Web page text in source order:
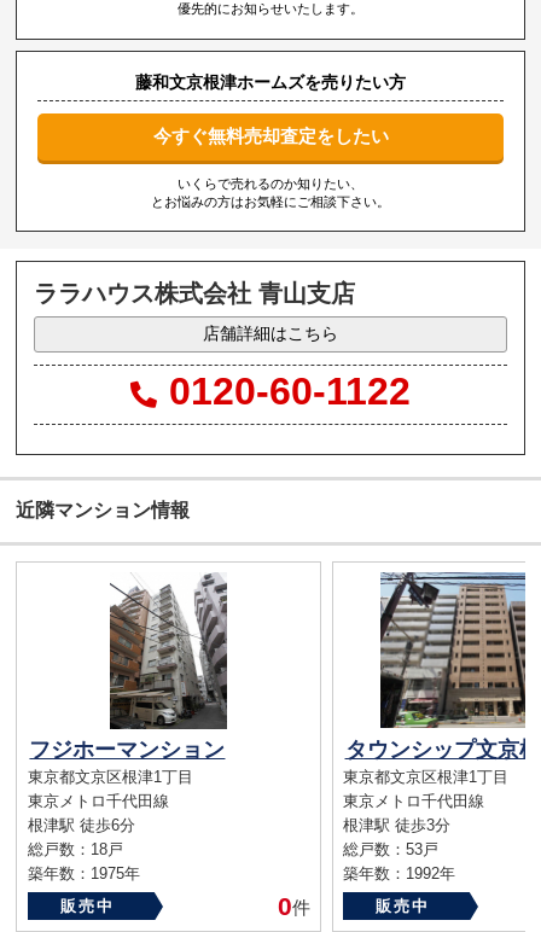
優先的にお知らせいたします。
藤和文京根津ホームズを売りたい方
今すぐ無料売却査定をしたい
いくらで売れるのか知りたい、
とお悩みの方はお気軽にご相談下さい。
ララハウス株式会社 青山支店
店舗詳細はこちら
0120-60-1122
近隣マンション情報
フジホーマンション
東京都文京区根津1丁目
東京メトロ千代田線
根津駅 徒歩6分
総戸数：18戸
築年数：1975年
販売中
0件
タウンシップ文京
東京都文京区根津1丁目
東京メトロ千代田線
根津駅 徒歩3分
総戸数：53戸
築年数：1992年
販売中